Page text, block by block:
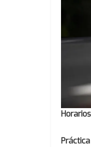
Práctica